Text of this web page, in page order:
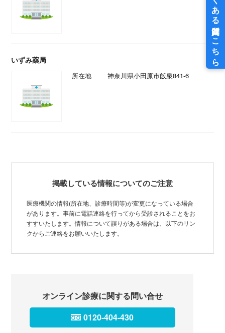
いずみ薬局
所在地 神奈川県小田原市飯泉841-6
掲載している情報についてのご注意
医療機関の情報(所在地、診療時間等)が変更になっている場合
があります。事前に電話連絡を行ってから受診されることをお
すすいたします。情報について誤りがある場合は、以下のリン
クからご連絡をお願いいたします。
オンライン診療に関する問い合せ
0120-404-430